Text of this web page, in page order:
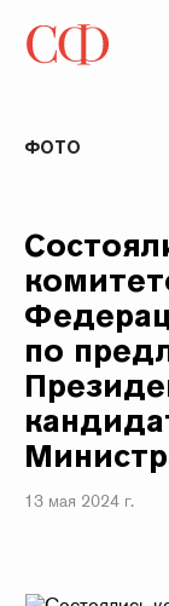
ФОТО
по
13 мая 2024 г.